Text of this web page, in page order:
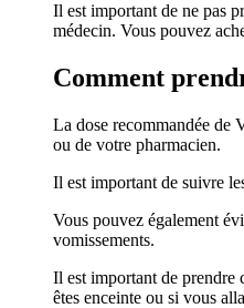
Il est important de ne pas
médecin. Vous pouvez
Comment
La dose recommandée de
ou de votre pharmacien.
Il est important de suivre
Vous pouvez également
vomissements.
Il est important de prendre
êtes enceinte ou si vous